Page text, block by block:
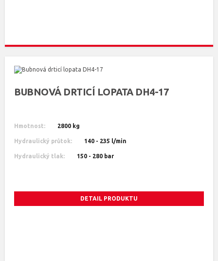
BUBNOVÁ DRTICÍ LOPATA DH4-17
Hmotnost: 2800 kg
Hydraulický průtok: 140 - 235 l/min
Hydraulický tlak: 150 - 280 bar
DETAIL PRODUKTU